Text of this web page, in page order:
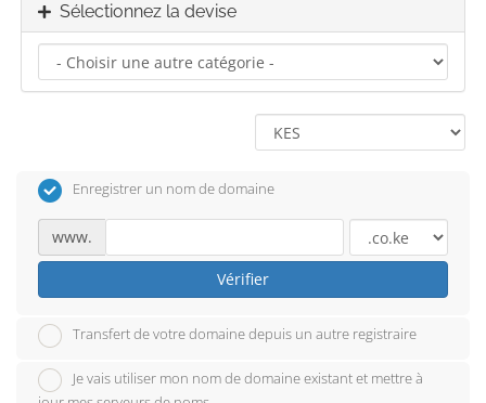
Sélectionnez la devise
Enregistrer un nom de domaine
www.
Vérifier
Transfert de votre domaine depuis un autre registraire
Je vais utiliser mon nom de domaine existant et mettre à